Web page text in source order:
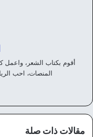
أقوم بكتاب الشعر،
المنصات، احب
مقالات ذات صلة